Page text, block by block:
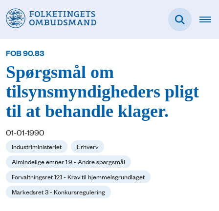
FOB 90.83
Spørgsmål om
tilsynsmyndigheders pligt
til at behandle klager.
01-01-1990
Industriministeriet
Erhverv
Almindelige emner 1.9 - Andre spørgsmål
Forvaltningsret 12.1 - Krav til hjemmelsgrundlaget
Markedsret 3 - Konkursregulering